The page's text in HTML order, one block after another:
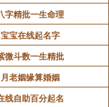
吃饺子有送别的
时候，有特别的
字精批一生命理
宝宝在线起名字
微斗数一生精批
月老姻缘算婚姻
线自助百分起名